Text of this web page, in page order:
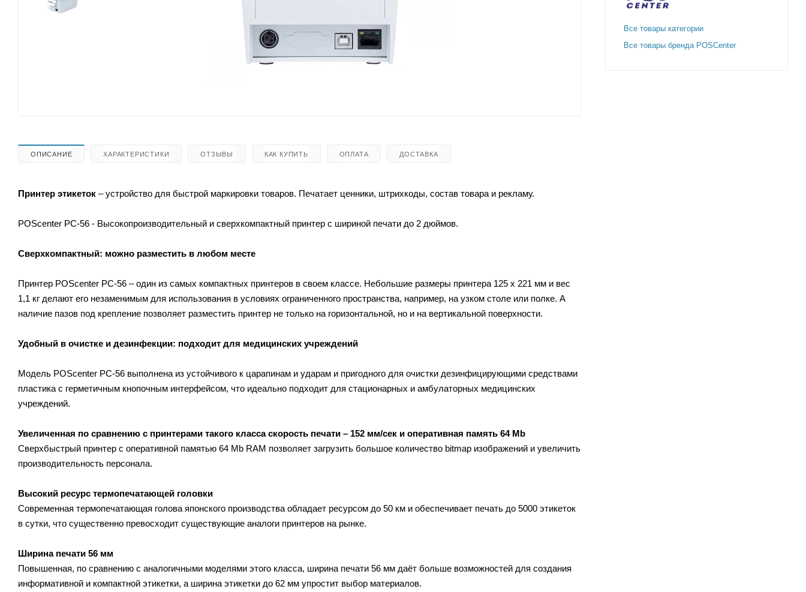
ОПИСАНИЕ ХАРАКТЕРИСТИКИ ОТЗЫВЫ КАК КУПИТЬ ОПЛАТА ДОСТАВКА
Принтер этикеток – устройство для быстрой маркировки товаров. Печатает ценники, штрихкоды, состав товара и рекламу.
POScenter PC-56 - Высокопроизводительный и сверхкомпактный принтер с шириной печати до 2 дюймов.
Сверхкомпактный: можно разместить в любом месте
Принтер POScenter PC-56 – один из самых компактных принтеров в своем классе. Небольшие размеры принтера 125 x 221 мм и вес
1,1 кг делают его незаменимым для использования в условиях ограниченного пространства, например, на узком столе или полке. А
наличие пазов под крепление позволяет разместить принтер не только на горизонтальной, но и на вертикальной поверхности.
Удобный в очистке и дезинфекции: подходит для медицинских учреждений
Модель POScenter PC-56 выполнена из устойчивого к царапинам и ударам и пригодного для очистки дезинфицирующими средствами
пластика с герметичным кнопочным интерфейсом, что идеально подходит для стационарных и амбулаторных медицинских
учреждений.
Увеличенная по сравнению с принтерами такого класса скорость печати – 152 мм/сек и оперативная память 64 Mb
Сверхбыстрый принтер с оперативной памятью 64 Mb RAM позволяет загрузить большое количество bitmap изображений и увеличить
производительность персонала.
Высокий ресурс термопечатающей головки
Современная термопечатающая голова японского производства обладает ресурсом до 50 км и обеспечивает печать до 5000 этикеток
в сутки, что существенно превосходит существующие аналоги принтеров на рынке.
Ширина печати 56 мм
Повышенная, по сравнению с аналогичными моделями этого класса, ширина печати 56 мм даёт больше возможностей для создания
информативной и компактной этикетки, а ширина этикетки до 62 мм упростит выбор материалов.
Все товары категории
Все товары бренда POSCenter